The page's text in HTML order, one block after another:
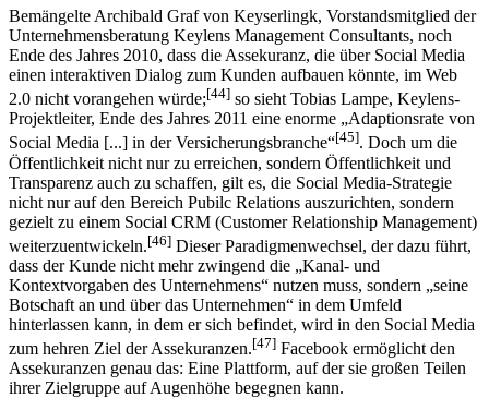
Bemängelte Archibald Graf von Keyserlingk, Vorstandsmitglied der
Unternehmensberatung Keylens Management Consultants, noch
Ende des Jahres 2010, dass die Assekuranz, die über Social Media
einen interaktiven Dialog zum Kunden aufbauen könnte, im Web
2.0 nicht vorangehen würde;[44] so sieht Tobias Lampe, Keylens-
Projektleiter, Ende des Jahres 2011 eine enorme „Adaptionsrate von
Social Media [...] in der Versicherungsbranche“[45]. Doch um die
Öffentlichkeit nicht nur zu erreichen, sondern Öffentlichkeit und
Transparenz auch zu schaffen, gilt es, die Social Media-Strategie
nicht nur auf den Bereich Pubilc Relations auszurichten, sondern
gezielt zu einem Social CRM (Customer Relationship Management)
weiterzuentwickeln.[46] Dieser Paradigmenwechsel, der dazu führt,
dass der Kunde nicht mehr zwingend die „Kanal- und
Kontextvorgaben des Unternehmens“ nutzen muss, sondern „seine
Botschaft an und über das Unternehmen“ in dem Umfeld
hinterlassen kann, in dem er sich befindet, wird in den Social Media
zum hehren Ziel der Assekuranzen.[47] Facebook ermöglicht den
Assekuranzen genau das: Eine Plattform, auf der sie großen Teilen
ihrer Zielgruppe auf Augenhöhe begegnen kann.